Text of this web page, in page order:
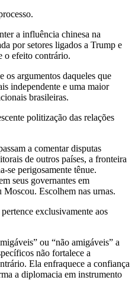
a influência chinesa na
por setores ligados a Trump e
o efeito contrário.
os argumentos daqueles que
independente e uma maior
brasileiras.
politização das relações
a comentar disputas
de outros países, a fronteira
se perigosamente tênue.
seus governantes em
Escolhem nas urnas.
exclusivamente aos
ou “não amigáveis” a
não fortalece a
Ela enfraquece a confiança
a diplomacia em instrumento